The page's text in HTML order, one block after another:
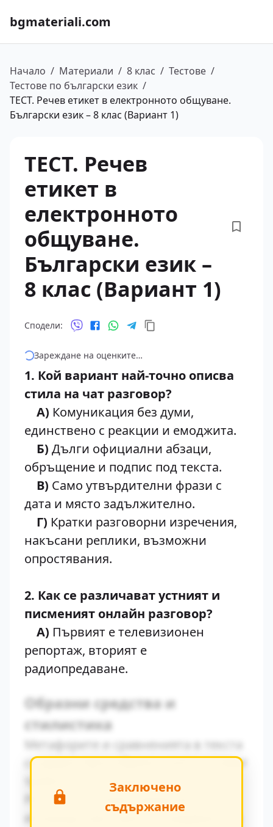
bgmateriali.com
Начало / Материали / 8 клас / Тестове /
Тестове по български език /
ТЕСТ. Речев етикет в електронното общуване.
Български език – 8 клас (Вариант 1)
ТЕСТ. Речев
етикет в
електронното
общуване.
Български език –
8 клас (Вариант 1)
Сподели:
Зареждане на оценките…
1. Кой вариант най-точно описва
стила на чат разговор?
А) Комуникация без думи,
единствено с реакции и емоджита.
Б) Дълги официални абзаци,
обръщение и подпис под текста.
В) Само утвърдителни фрази с
дата и място задължително.
Г) Кратки разговорни изречения,
накъсани реплики, възможни
опростявания.
2. Как се различават устният и
писменият онлайн разговор?
А) Първият е телевизионен
репортаж, вторият е
радиопредаване.
Образни средства и
стилистика
Метафорите и сравненията в текста
създават ярки образи, които остават
трайно в съзнанието на читателя.
Ритъмът на повествованието се
изгражда чрез умелото редуване на
Заключено
съдържание